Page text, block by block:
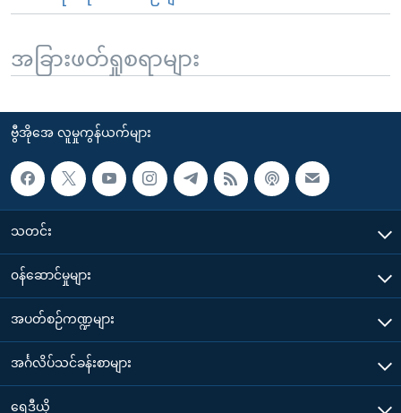
အခြားဖတ်ရှုစရာများ
ဗွီအိုအေ လူမှုကွန်ယက်များ
သတင်း
၀န်ဆောင်မှုများ
အပတ်စဉ်ကဏ္ဍများ
အင်္ဂလိပ်သင်ခန်းစာများ
ရေဒီယို